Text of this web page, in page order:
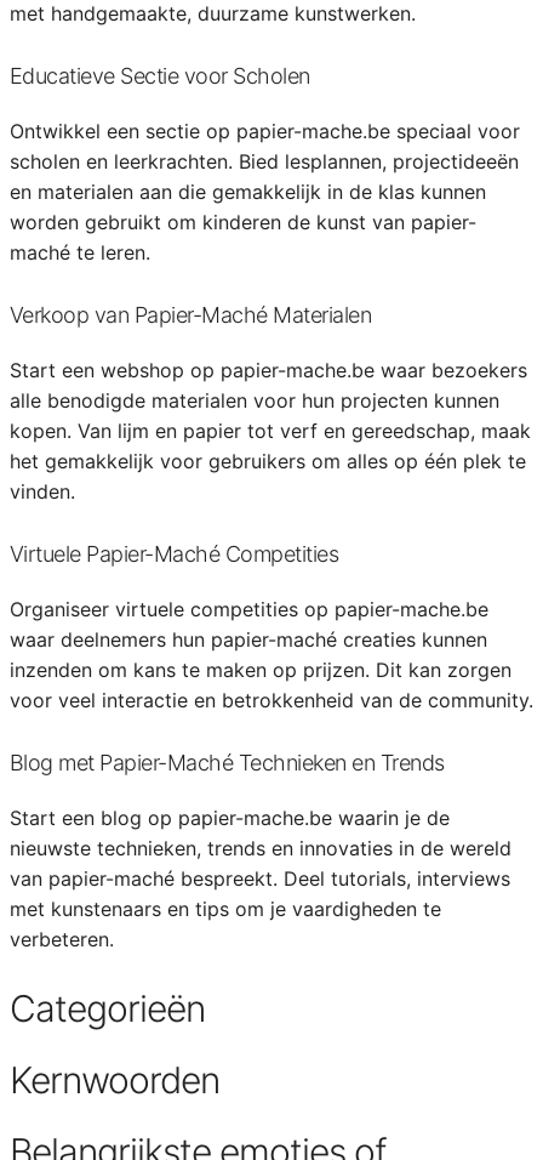
met handgemaakte, duurzame kunstwerken.
Educatieve Sectie voor Scholen
Ontwikkel een sectie op papier-mache.be speciaal voor
scholen en leerkrachten. Bied lesplannen, projectideeën
en materialen aan die gemakkelijk in de klas kunnen
worden gebruikt om kinderen de kunst van papier-
maché te leren.
Verkoop van Papier-Maché Materialen
Start een webshop op papier-mache.be waar bezoekers
alle benodigde materialen voor hun projecten kunnen
kopen. Van lijm en papier tot verf en gereedschap, maak
het gemakkelijk voor gebruikers om alles op één plek te
vinden.
Virtuele Papier-Maché Competities
Organiseer virtuele competities op papier-mache.be
waar deelnemers hun papier-maché creaties kunnen
inzenden om kans te maken op prijzen. Dit kan zorgen
voor veel interactie en betrokkenheid van de community.
Blog met Papier-Maché Technieken en Trends
Start een blog op papier-mache.be waarin je de
nieuwste technieken, trends en innovaties in de wereld
van papier-maché bespreekt. Deel tutorials, interviews
met kunstenaars en tips om je vaardigheden te
verbeteren.
Categorieën
Kernwoorden